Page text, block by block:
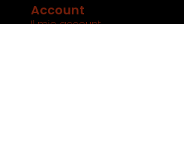
Account
Il mio account